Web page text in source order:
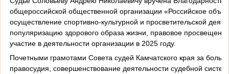
общероссийской общественной организации «Российское
осуществление спортивно-культурной и просветительской
популяризацию здорового образа жизни, правовое
участие в деятельности организации в 2025 году.
Почетными грамотами Совета судей Камчатского края за
правосудия, совершенствование деятельности судебной